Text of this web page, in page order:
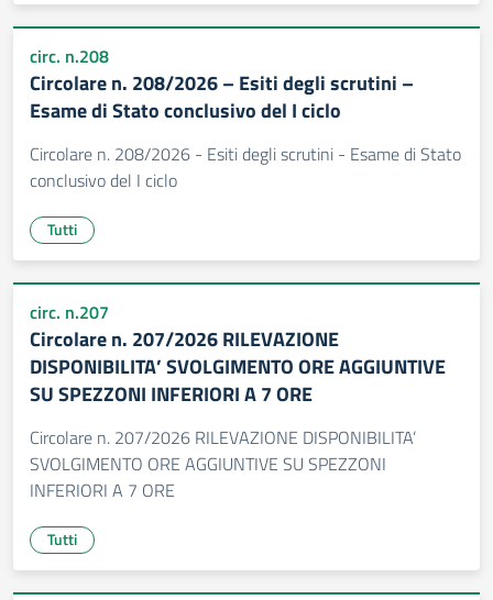
circ. n.208
Circolare n. 208/2026 – Esiti degli scrutini –
Esame di Stato conclusivo del I ciclo
Circolare n. 208/2026 - Esiti degli scrutini - Esame di Stato
conclusivo del I ciclo
Tutti
circ. n.207
Circolare n. 207/2026 RILEVAZIONE
DISPONIBILITA’ SVOLGIMENTO ORE AGGIUNTIVE
SU SPEZZONI INFERIORI A 7 ORE
Circolare n. 207/2026 RILEVAZIONE DISPONIBILITA’
SVOLGIMENTO ORE AGGIUNTIVE SU SPEZZONI
INFERIORI A 7 ORE
Tutti